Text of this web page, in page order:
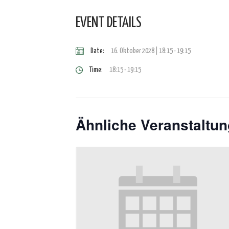
EVENT DETAILS
Date: 16. Oktober 2028 | 18:15-19:15
Time: 18:15 - 19:15
Ähnliche